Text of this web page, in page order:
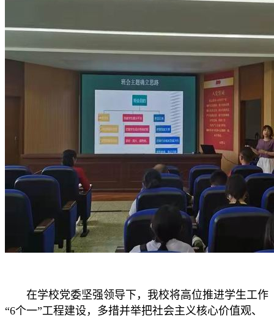
在学校党委坚强领导下，我校将高位推进学生工作
“6个一”工程建设，多措并举把社会主义核心价值观、